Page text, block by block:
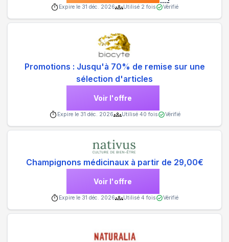
Expire le 31 déc. 2026 Utilisé 2 fois Vérifié
Promotions : Jusqu'à 70% de remise sur une
sélection d'articles
Voir l'offre
Expire le 31 déc. 2026 Utilisé 40 fois Vérifié
Champignons médicinaux à partir de 29,00€
Voir l'offre
Expire le 31 déc. 2026 Utilisé 4 fois Vérifié